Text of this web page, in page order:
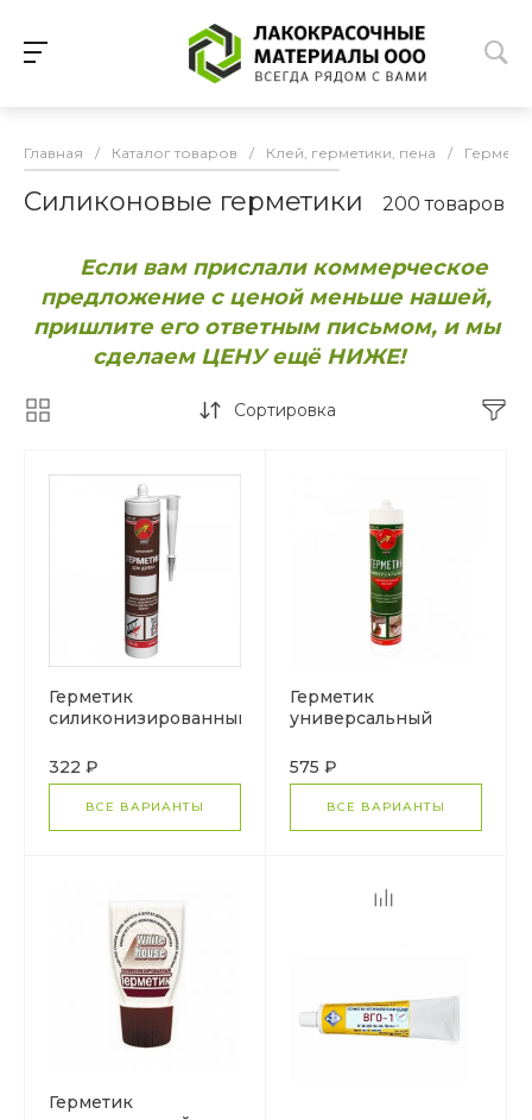
Главная / Каталог товаров / Клей, герметики, пена /
Силиконовые герметики 200 товаров
Если вам прислали коммерческое
предложение с ценой меньше нашей,
пришлите его ответным письмом, и мы
сделаем ЦЕНУ ещё НИЖЕ!
Сортировка
Герметик
силиконизированный
322 ₽
ВСЕ ВАРИАНТЫ
Герметик
универсальный
575 ₽
ВСЕ ВАРИАНТЫ
Герметик